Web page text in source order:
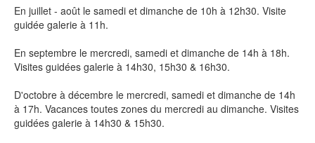
En juillet - août le samedi et dimanche de 10h à 12h30. Visite
guidée galerie à 11h.
En septembre le mercredi, samedi et dimanche de 14h à 18h.
Visites guidées galerie à 14h30, 15h30 & 16h30.
D'octobre à décembre le mercredi, samedi et dimanche de 14h
à 17h. Vacances toutes zones du mercredi au dimanche. Visites
guidées galerie à 14h30 & 15h30.